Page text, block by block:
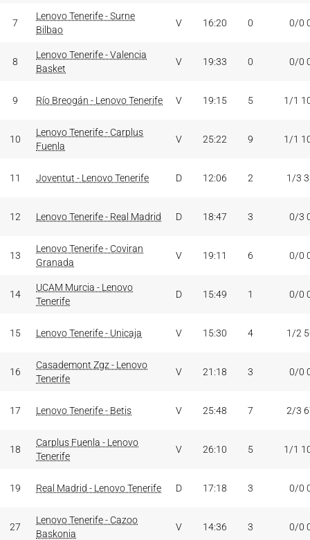
7
Lenovo Tenerife - Surne
Bilbao
V 16:20 0 0/0
8
Lenovo Tenerife - Valencia
Basket
V 19:33 0 0/0
9 Río Breogán - Lenovo Tenerife V 19:15 5 1/1
10
Lenovo Tenerife - Carplus
Fuenla
V 25:22 9 1/1
11 Joventut - Lenovo Tenerife D 12:06 2 1/3
12 Lenovo Tenerife - Real Madrid D 18:47 3 0/3
13
Lenovo Tenerife - Coviran
Granada
V 19:11 6 0/0
14
UCAM Murcia - Lenovo
Tenerife
D 15:49 1 0/0
15 Lenovo Tenerife - Unicaja V 15:30 4 1/2
16
Casademont Zgz - Lenovo
Tenerife
V 21:18 3 0/0
17 Lenovo Tenerife - Betis V 25:48 7 2/3
18
Carplus Fuenla - Lenovo
Tenerife
V 26:10 5 1/1
19 Real Madrid - Lenovo Tenerife D 17:18 3 0/0
27
Lenovo Tenerife - Cazoo
Baskonia
V 14:36 3 0/0